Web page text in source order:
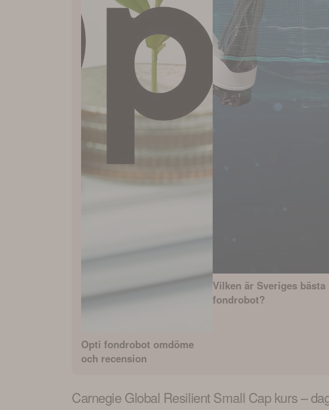
Opti fondrobot omdöme
och recension
Vilken är Sveriges bästa
fondrobot?
Carnegie Global Resilient Small Capkurs –